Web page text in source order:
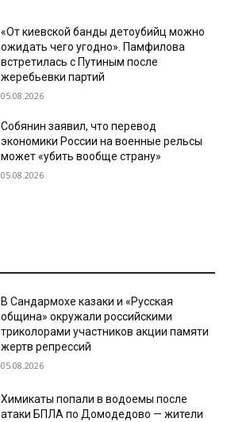
«От киевской банды детоубийц можно
ожидать чего угодно». Памфилова
встретилась с Путиным после
жеребьевки партий
05.08.2026
Собянин заявил, что перевод
экономики России на военные рельсы
может «убить вообще страну»
05.08.2026
В Сандармохе казаки и «Русская
община» окружали российскими
триколорами участников акции памяти
жертв репрессий
05.08.2026
Химикаты попали в водоемы после
атаки БПЛА по Домодедово — жители